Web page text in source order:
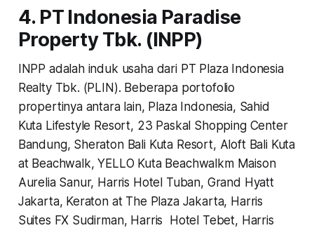
4. PT Indonesia Paradise
Property Tbk. (INPP)
INPP adalah induk usaha dari PT Plaza Indonesia
Realty Tbk. (PLIN). Beberapa portofolio
propertinya antara lain, Plaza Indonesia, Sahid
Kuta Lifestyle Resort, 23 Paskal Shopping Center
Bandung, Sheraton Bali Kuta Resort, Aloft Bali Kuta
at Beachwalk, YELLO Kuta Beachwalkm Maison
Aurelia Sanur, Harris Hotel Tuban, Grand Hyatt
Jakarta, Keraton at The Plaza Jakarta, Harris
Suites FX Sudirman, Harris Hotel Tebet, Harris